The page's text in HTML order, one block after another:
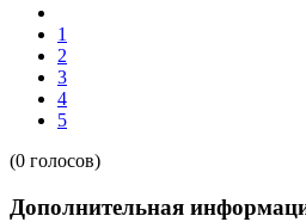
1
2
3
4
5
(0 голосов)
Дополнительная